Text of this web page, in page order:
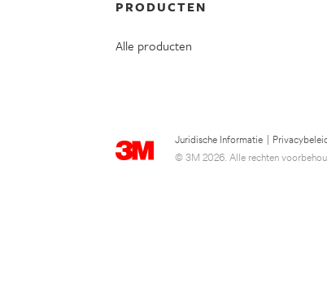
PRODUCTEN
Alle producten
Juridische Informatie
© 3M 2026. Alle rechten